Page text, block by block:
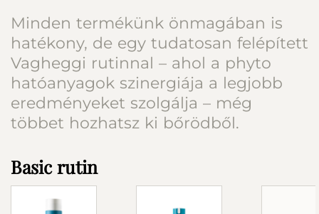
Minden termékünk önmagában is
hatékony, de egy tudatosan felépített
Vagheggi rutinnal – ahol a phyto
hatóanyagok szinergiája a legjobb
eredményeket szolgálja – még
többet hozhatsz ki bőrödből.
Basic rutin